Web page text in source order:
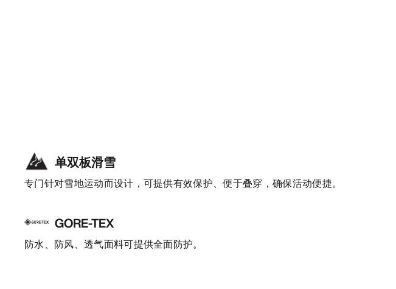
单双板滑雪
专门针对雪地运动而设计，可提供有效保护、便于叠穿，确保活动便捷。
GORE-TEX
防水、防风、透气面料可提供全面防护。